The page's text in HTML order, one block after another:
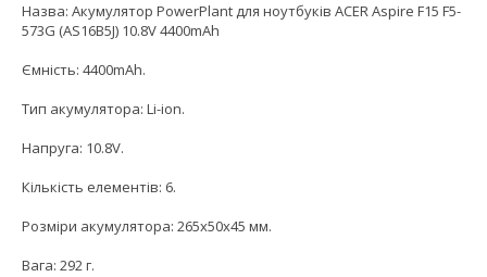
Назва: Акумулятор PowerPlant для ноутбуків ACER Aspire F15 F5-
573G (AS16B5J) 10.8V 4400mAh
Ємність: 4400mAh.
Тип акумулятора: Li-ion.
Напруга: 10.8V.
Кількість елементів: 6.
Розміри акумулятора: 265х50х45 мм.
Вага: 292 г.